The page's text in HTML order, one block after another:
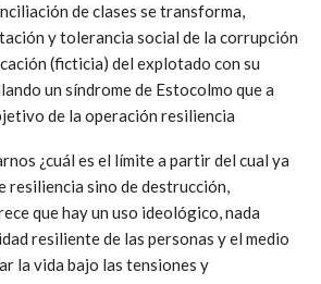
de clases se transforma,
y tolerancia social de la corrupción
(ficticia) del explotado con su
un síndrome de Estocolmo que a
de la operación resiliencia
¿cuál es el límite a partir del cual ya
resiliencia sino de destrucción,
que hay un uso ideológico, nada
resiliente de las personas y el medio
la vida bajo las tensiones y